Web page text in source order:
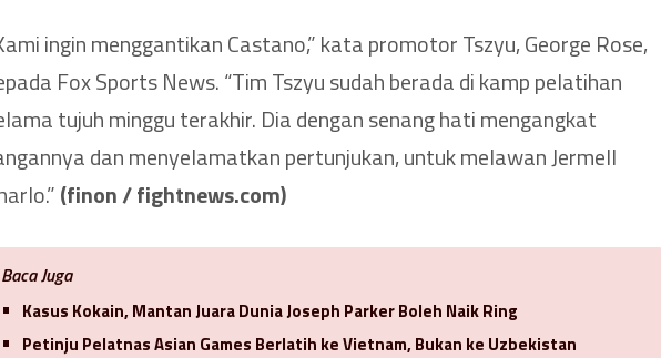
ingin menggantikan Castano,” kata promotor Tszyu, George Rose,
Fox Sports News. “Tim Tszyu sudah berada di kamp pelatihan
tujuh minggu terakhir. Dia dengan senang hati mengangkat
dan menyelamatkan pertunjukan, untuk melawan Jermell
(finon / fightnews.com)
Baca Juga
Kasus Kokain, Mantan Juara Dunia Joseph Parker Boleh Naik Ring
Petinju Pelatnas Asian Games Berlatih ke Vietnam, Bukan ke Uzbekistan